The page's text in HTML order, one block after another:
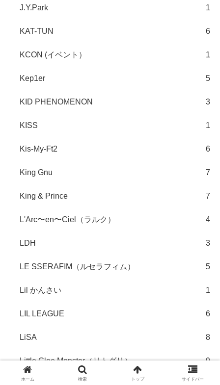
J.Y.Park 1
KAT-TUN 6
KCON (イベント） 1
Kep1er 5
KID PHENOMENON 3
KISS 1
Kis-My-Ft2 6
King Gnu 7
King & Prince 7
L'Arc〜en〜Ciel（ラルク） 4
LDH 3
LE SSERAFIM（ルセラフィム） 5
Lil かんさい 1
LIL LEAGUE 6
LiSA 8
Little Glee Monster（リトグリ） 9
ホーム 検索 トップ サイドバー